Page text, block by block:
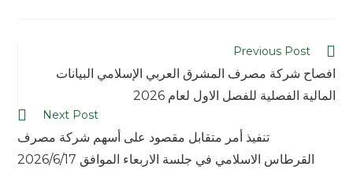
Previous Post
افصاح شركة مصرف المشرق العربي الإسلامي البيانات
المالية الفصلية للفصل الاول لعام 2026
Next Post
تنفيذ أمر متقابل مقصود على أسهم شركة مصرف
القرطاس الاسلامي في جلسة الاربعاء الموافق 2026/6/17